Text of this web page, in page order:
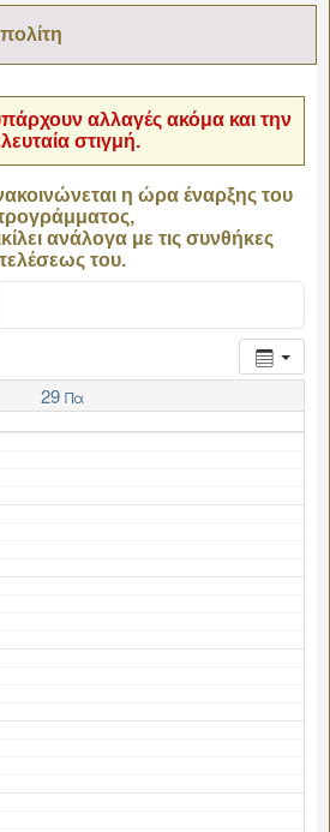
αλλαγές ακόμα και την
στιγμή.
η ώρα έναρξης του
ανάλογα με τις συνθήκες
τελέσεως του.
29 Πα